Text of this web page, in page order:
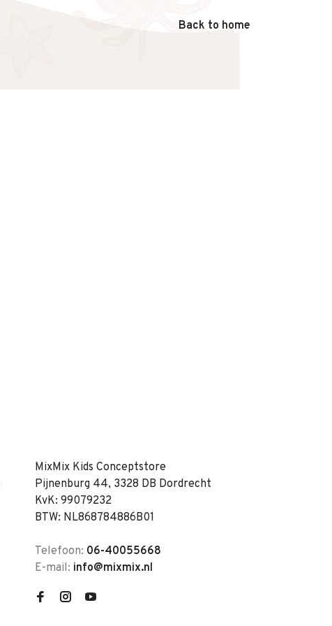
Back to home
MixMix Kids Conceptstore
Pijnenburg 44, 3328 DB Dordrecht
KvK: 99079232
BTW: NL868784886B01
Telefoon: 06-40055668
E-mail: info@mixmix.nl